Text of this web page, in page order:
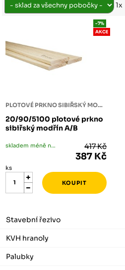
1x
PLOTOVÉ PRKNO SIBIŘSKÝ MODŘÍN
20/90/5100 plotové prkno
sibiřský modřín A/B
-7%
AKCE
skladem méně než 5 ks 417 Kč
387 Kč
ks
Stavební řezivo
KVH hranoly
Palubky